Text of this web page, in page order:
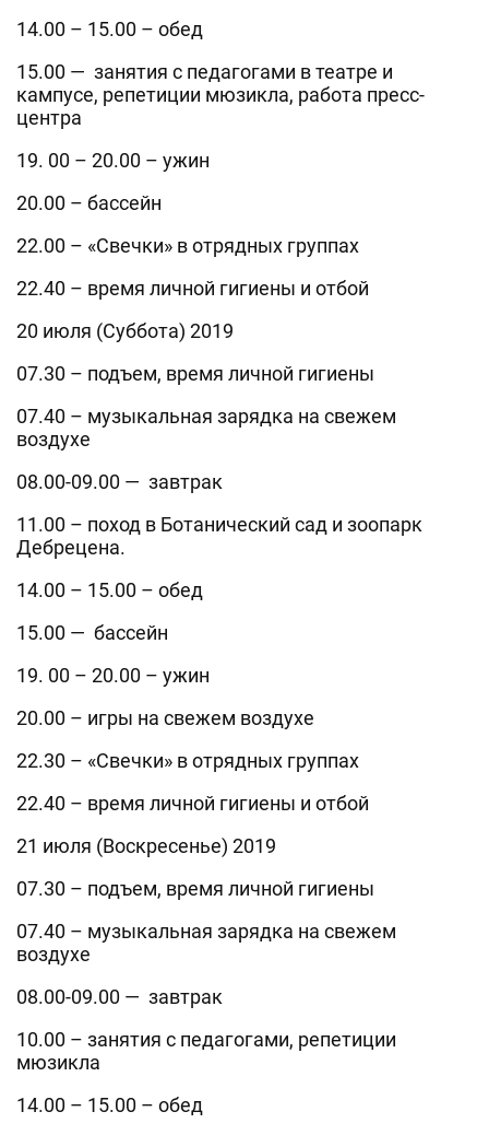
14.00 – 15.00 – обед
15.00 — занятия с педагогами в театре и
кампусе, репетиции мюзикла, работа пресс-
центра
19. 00 – 20.00 – ужин
20.00 – бассейн
22.00 – «Свечки» в отрядных группах
22.40 – время личной гигиены и отбой
20 июля (Суббота) 2019
07.30 – подъем, время личной гигиены
07.40 – музыкальная зарядка на свежем
воздухе
08.00-09.00 — завтрак
11.00 – поход в Ботанический сад и зоопарк
Дебрецена.
14.00 – 15.00 – обед
15.00 — бассейн
19. 00 – 20.00 – ужин
20.00 – игры на свежем воздухе
22.30 – «Свечки» в отрядных группах
22.40 – время личной гигиены и отбой
21 июля (Воскресенье) 2019
07.30 – подъем, время личной гигиены
07.40 – музыкальная зарядка на свежем
воздухе
08.00-09.00 — завтрак
10.00 – занятия с педагогами, репетиции
мюзикла
14.00 – 15.00 – обед